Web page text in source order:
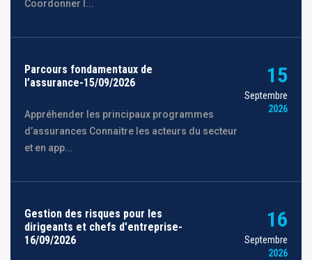
Coordonner l...
Parcours fondamentaux de
l’assurance-15/09/2026
Appréhender les principaux programmes
d’assurances Connaitre les acteurs du secteur
et en app...
15
Septembre
2026
Gestion des risques pour les
dirigeants et chefs d'entreprise-
16/09/2026
16
Septembre
2026